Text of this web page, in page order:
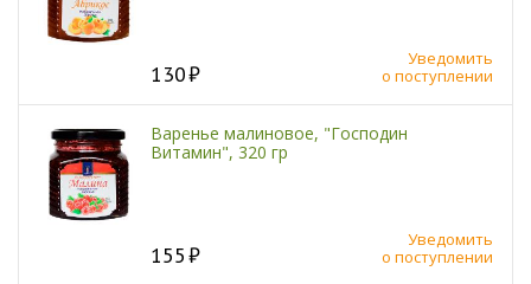
130
Уведомить
о поступлении
Варенье малиновое, "Господин
Витамин", 320 гр
155
Уведомить
о поступлении